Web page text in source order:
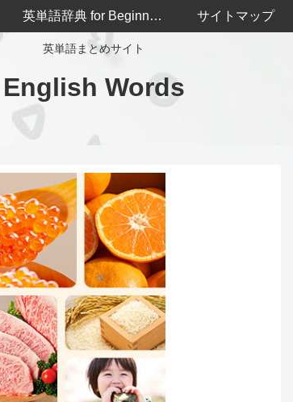
英単語まとめサイト
English Words
英単語辞典 for Beginners サイトマップ